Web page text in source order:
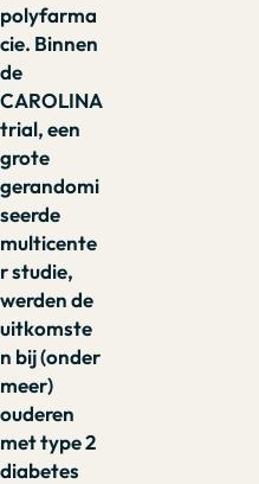
polyfarma
cie. Binnen
de
CAROLINA
trial, een
grote
gerandomi
seerde
multicente
r studie,
werden de
uitkomste
n bij (onder
meer)
ouderen
met type 2
diabetes